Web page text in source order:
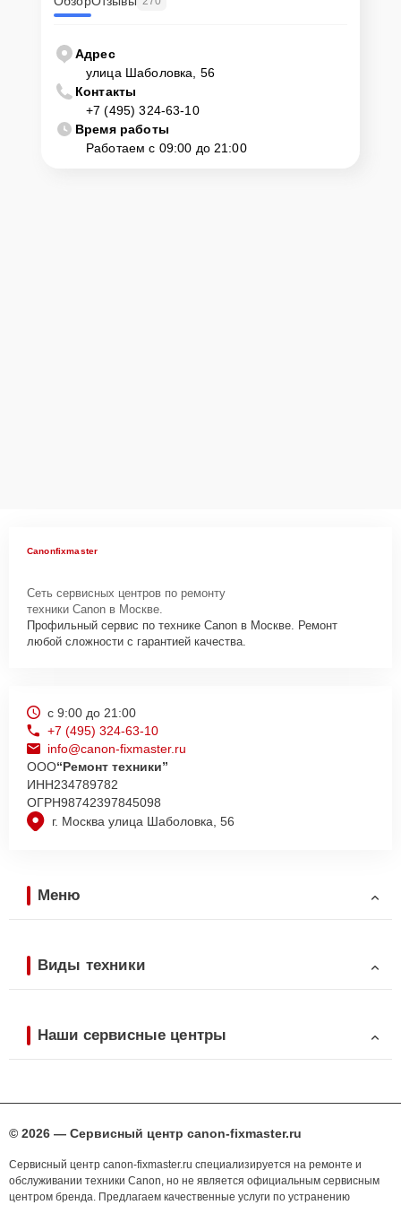
Адрес
улица Шаболовка, 56
Контакты
+7 (495) 324-63-10
Время работы
Работаем с 09:00 до 21:00
Canonfixmaster
Сеть сервисных центров по ремонту
техники Canon в Москве.
Профильный сервис по технике Canon в Москве. Ремонт
любой сложности с гарантией качества.
г. Москва улица Шаболовка, 56
с 9:00 до 21:00
+7 (495) 324-63-10
info@canon-fixmaster.ru
ООО“Ремонт техники”
ИНН234789782
ОГРН98742397845098
Меню
Виды техники
Наши сервисные центры
© 2026 — Сервисный центр canon-fixmaster.ru
Сервисный центр canon-fixmaster.ru специализируется на ремонте и
обслуживании техники Canon, но не является официальным сервисным
центром бренда. Предлагаем качественные услуги по устранению